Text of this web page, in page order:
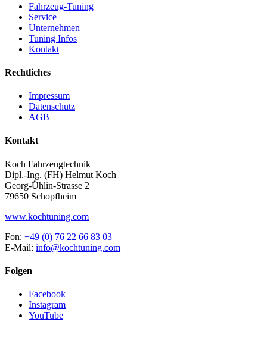
Fahrzeug-Tuning
Service
Unternehmen
Tuning Infos
Kontakt
Rechtliches
Impressum
Datenschutz
AGB
Kontakt
Koch Fahrzeugtechnik
Dipl.-Ing. (FH) Helmut Koch
Georg-Ühlin-Strasse 2
79650 Schopfheim
www.kochtuning.com
Fon: +49 (0) 76 22 66 83 03
E-Mail: info@kochtuning.com
Folgen
Facebook
Instagram
YouTube